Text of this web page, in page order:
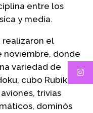
entre los
y media.
realizaron el
noviembre, donde
variedad de
cubo Rubik,
trivias
dominós